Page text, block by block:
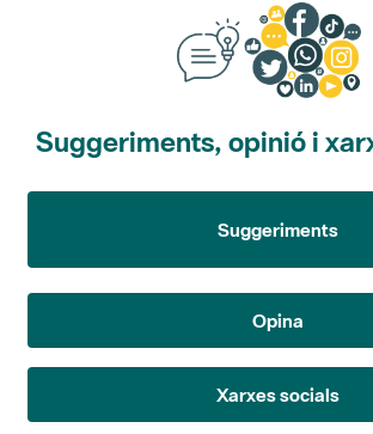
Suggeriments, opinió i
Suggeriments
Opina
Xarxes socials